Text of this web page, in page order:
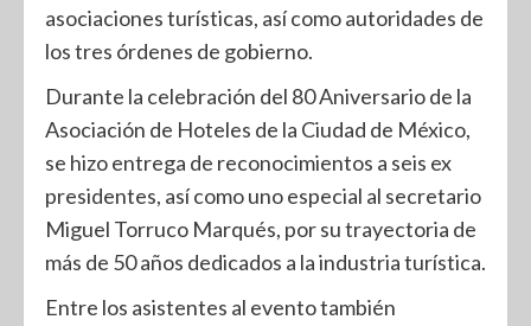
asociaciones turísticas, así como autoridades de
los tres órdenes de gobierno.
Durante la celebración del 80 Aniversario de la
Asociación de Hoteles de la Ciudad de México,
se hizo entrega de reconocimientos a seis ex
presidentes, así como uno especial al secretario
Miguel Torruco Marqués, por su trayectoria de
más de 50 años dedicados a la industria turística.
Entre los asistentes al evento también